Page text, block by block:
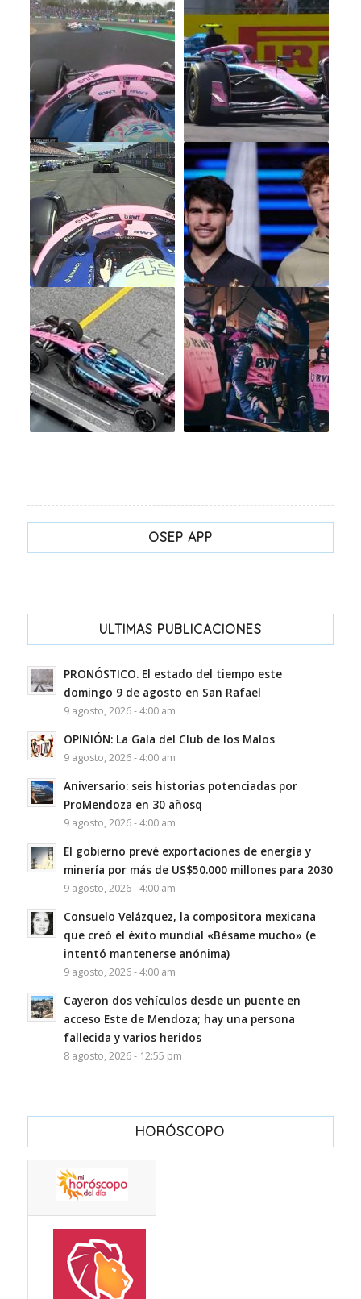
OSEP APP
ULTIMAS PUBLICACIONES
PRONÓSTICO. El estado del tiempo este
domingo 9 de agosto en San Rafael
9 agosto, 2026 - 4:00 am
OPINIÓN: La Gala del Club de los Malos
9 agosto, 2026 - 4:00 am
Aniversario: seis historias potenciadas por
ProMendoza en 30 añosq
9 agosto, 2026 - 4:00 am
El gobierno prevé exportaciones de energía y
minería por más de US$50.000 millones para 2030
9 agosto, 2026 - 4:00 am
Consuelo Velázquez, la compositora mexicana
que creó el éxito mundial «Bésame mucho» (e
intentó mantenerse anónima)
9 agosto, 2026 - 4:00 am
Cayeron dos vehículos desde un puente en
acceso Este de Mendoza; hay una persona
fallecida y varios heridos
8 agosto, 2026 - 12:55 pm
HORÓSCOPO